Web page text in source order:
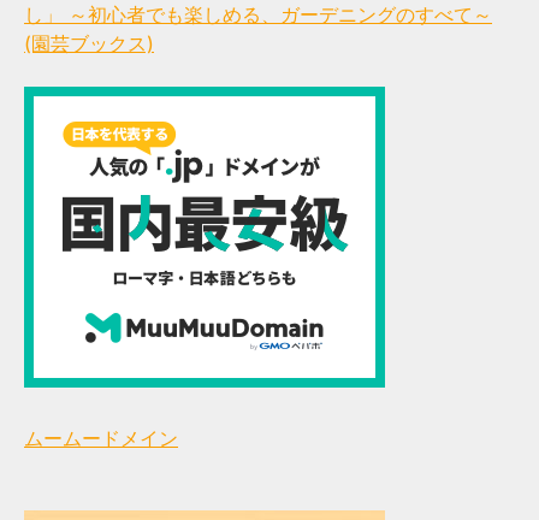
し」 ～初心者でも楽しめる、ガーデニングのすべて～
(園芸ブックス)
ムームードメイン